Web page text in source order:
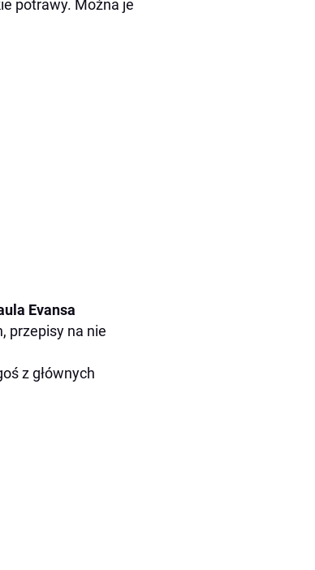
potrawy. Można je
Evansa
przepisy na nie
z głównych